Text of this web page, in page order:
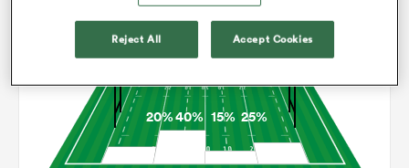
Occupation
20%40% 15% 25%
Reject All Accept Cookies